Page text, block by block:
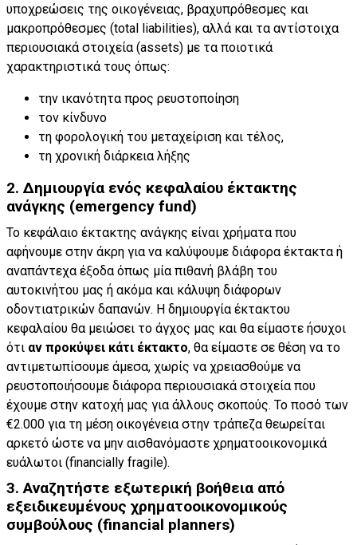
υποχρεώσεις της οικογένειας, βραχυπρόθεσμες και
μακροπρόθεσμες (total liabilities), αλλά και τα αντίστοιχα
περιουσιακά στοιχεία (assets) με τα ποιοτικά
χαρακτηριστικά τους όπως:
την ικανότητα προς ρευστοποίηση
τον κίνδυνο
τη φορολογική του μεταχείριση και τέλος,
τη χρονική διάρκεια λήξης
2. Δημιουργία ενός κεφαλαίου έκτακτης
ανάγκης (emergency fund)
Το κεφάλαιο έκτακτης ανάγκης είναι χρήματα που
αφήνουμε στην άκρη για να καλύψουμε διάφορα έκτακτα ή
αναπάντεχα έξοδα όπως μία πιθανή βλάβη του
αυτοκινήτου μας ή ακόμα και κάλυψη διάφορων
οδοντιατρικών δαπανών. Η δημιουργία έκτακτου
κεφαλαίου θα μειώσει το άγχος μας και θα είμαστε ήσυχοι
ότι αν προκύψει κάτι έκτακτο, θα είμαστε σε θέση να το
αντιμετωπίσουμε άμεσα, χωρίς να χρειασθούμε να
ρευστοποιήσουμε διάφορα περιουσιακά στοιχεία που
έχουμε στην κατοχή μας για άλλους σκοπούς. Το ποσό των
€2.000 για τη μέση οικογένεια στην τράπεζα θεωρείται
αρκετό ώστε να μην αισθανόμαστε χρηματοοικονομικά
ευάλωτοι (financially fragile).
3. Αναζητήστε εξωτερική βοήθεια από
εξειδικευμένους χρηματοοικονομικούς
συμβούλους (financial planners)